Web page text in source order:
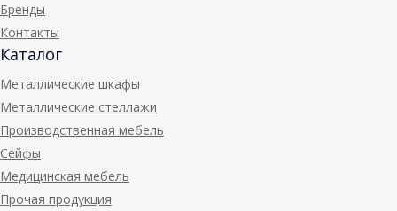
Бренды
Контакты
Каталог
Металлические шкафы
Металлические стеллажи
Производственная мебель
Сейфы
Медицинская мебель
Прочая продукция